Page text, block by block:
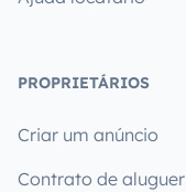
PROPRIETÁRIOS
Criar um anúncio
Contrato de aluguer